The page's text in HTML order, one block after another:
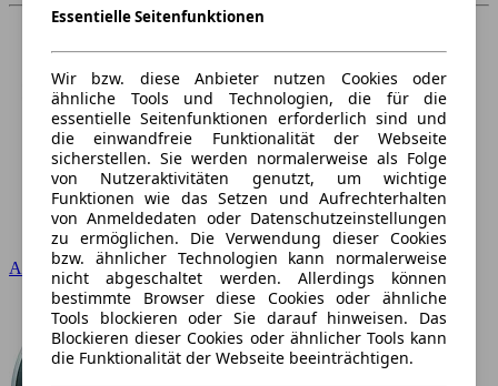
Essentielle Seitenfunktionen
Wir bzw. diese Anbieter nutzen Cookies oder
ähnliche Tools und Technologien, die für die
essentielle Seitenfunktionen erforderlich sind und
die einwandfreie Funktionalität der Webseite
sicherstellen. Sie werden normalerweise als Folge
von Nutzeraktivitäten genutzt, um wichtige
Funktionen wie das Setzen und Aufrechterhalten
von Anmeldedaten oder Datenschutzeinstellungen
zu ermöglichen. Die Verwendung dieser Cookies
bzw. ähnlicher Technologien kann normalerweise
nicht abgeschaltet werden. Allerdings können
bestimmte Browser diese Cookies oder ähnliche
Tools blockieren oder Sie darauf hinweisen. Das
Blockieren dieser Cookies oder ähnlicher Tools kann
die Funktionalität der Webseite beeinträchtigen.
Audi